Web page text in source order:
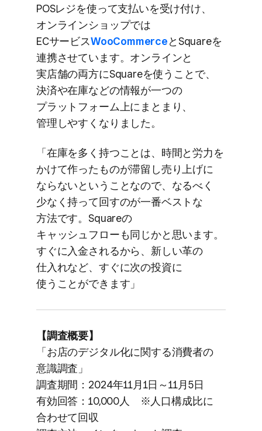
POSレジを​使って​支払いを​受け付け、​
オンラインショップでは​
ECサービスWooCommerceと​Squareを​
連携させています。​オンラインと​
実店舗の​両方に​Squareを​使う​ことで、​
決済や​在庫などの​情報が​一つの​
プラットフォーム上に​まとまり、​
管理しやすくなりました。
「在庫を​多く​持つことは、​時間と​労力を​
かけて​作った​ものが​滞留し売り上げに​
ならないと​いう​ことなので、​なるべく​
少なく​持って回すのが​一番ベストな​
方法です。​Squareの​
キャッシュフローも​同じかと​思います。​
すぐに​入金されるから、​新しい​革の​
仕入れなど、​すぐに​次の​投資に​
使うことができます」
【調査概要】
​「お店の​デジタル化に​関する​消費者の​
意識調査」
調査期間：2024年11月1日～11月5日
有効回答：10,000人 ※人口構成比に​
合わせて​回収